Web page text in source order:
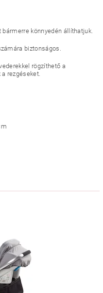
könnyedén állíthatjuk.
biztonságos.
rögzíthető a
rezgéseket.